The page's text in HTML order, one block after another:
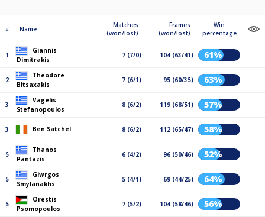
# Name
Matches
(won/lost)
Frames
(won/lost)
Win
percentage
1
Giannis
Dimitrakis
7 (7/0) 104 (63/41) 61%
2
Theodore
Bitsaxakis
7 (6/1) 95 (60/35) 63%
3
Vagelis
Stefanopoulos
8 (6/2) 119 (68/51) 57%
3 Ben Satchel 8 (6/2) 112 (65/47) 58%
5
Thanos
Pantazis
6 (4/2) 96 (50/46) 52%
5
Giwrgos
Smylanakhs
5 (4/1) 69 (44/25) 64%
5
Orestis
Psomopoulos
7 (5/2) 104 (58/46) 56%